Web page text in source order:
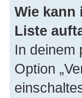
Wie kann
Liste
In deinem
Option